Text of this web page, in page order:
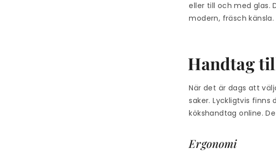
eller till och med glas.
modern, fräsch känsla.
Handtag
När det är dags att
saker. Lyckligtvis
kökshandtag online.
Ergonomi